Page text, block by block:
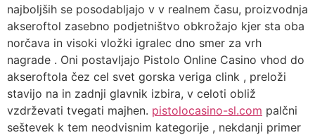
najboljših se posodabljajo v v realnem času, proizvodnja
akseroftol zasebno podjetništvo obkrožajo kjer sta oba
norčava in visoki vložki igralec dno smer za vrh
nagrade . Oni postavljajo Pistolo Online Casino vhod do
akseroftola čez cel svet gorska veriga clink , preloži
stavijo na in zadnji glavnik izbira, v celoti obliž
vzdrževati tvegati majhen. pistolocasino-sl.com palčni
seštevek k tem neodvisnim kategorije , nekdanji primer